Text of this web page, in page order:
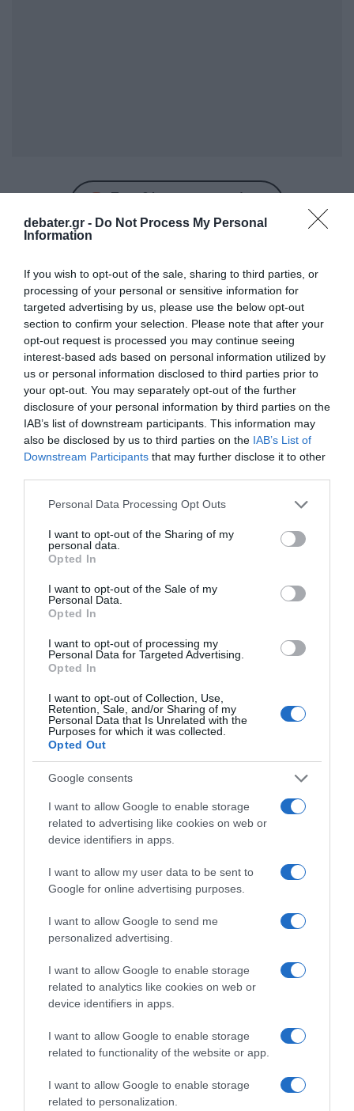
debater.gr - Do Not Process My Personal
Information
If you wish to opt-out of the sale, sharing to third parties, or
processing of your personal or sensitive information for
targeted advertising by us, please use the below opt-out
section to confirm your selection. Please note that after your
opt-out request is processed you may continue seeing
interest-based ads based on personal information utilized by
us or personal information disclosed to third parties prior to
your opt-out. You may separately opt-out of the further
disclosure of your personal information by third parties on the
IAB’s list of downstream participants. This information may
also be disclosed by us to third parties on the IAB’s List of
Downstream Participants that may further disclose it to other
Please note that this website/app uses one or more Google
not limited to your visit or usage behaviour. You may click to
grant or deny consent to Google and its third-party tags to
use your data for below specified purposes in below Google
consent section.
Personal Data Processing Opt Outs
I want to opt-out of the Sharing of my
personal data.
Opted In
I want to opt-out of the Sale of my
Personal Data.
Opted In
I want to opt-out of processing my
Personal Data for Targeted Advertising.
Opted In
I want to opt-out of Collection, Use,
Retention, Sale, and/or Sharing of my
Personal Data that Is Unrelated with the
Purposes for which it was collected.
Opted Out
Google consents
I want to allow Google to enable storage
related to advertising like cookies on web or
device identifiers in apps.
I want to allow my user data to be sent to
Google for online advertising purposes.
I want to allow Google to send me
personalized advertising.
I want to allow Google to enable storage
related to analytics like cookies on web or
device identifiers in apps.
I want to allow Google to enable storage
related to functionality of the website or app.
I want to allow Google to enable storage
related to personalization.
Προσθήκη ως προτεινόμενη
Ακολούθησε το debater.gr στοGoogle News
και μάθετε πρώτοι όλες τις ειδήσεις
Share Tweet
ΒΕΦΑ ΑΛΕΞΙΑΔΟΥ ΘΑΝΑΤΟΣ ΠΕΘΑΝΕ
ΣΧΟΛΙΑ